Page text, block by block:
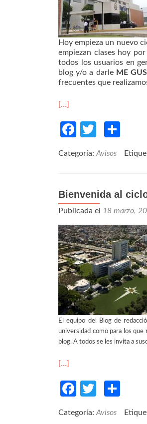
Hoy empieza un nuevo
empiezan clases hoy
todos los usuarios en
blog y/o a darle ME
frecuentes que
[…]
Facebook
Twitter
Categoría: Avisos
Bienvenida al
Publicada el 18 marzo,
El equipo del Blog de
universidad como para los que
blog. A todos se les invita a
[…]
Facebook
Twitter
Categoría: Avisos